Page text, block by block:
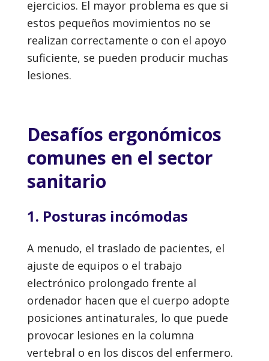
ejercicios. El mayor problema es que si
estos pequeños movimientos no se
realizan correctamente o con el apoyo
suficiente, se pueden producir muchas
lesiones.
Desafíos ergonómicos
comunes en el sector
sanitario
1. Posturas incómodas
A menudo, el traslado de pacientes, el
ajuste de equipos o el trabajo
electrónico prolongado frente al
ordenador hacen que el cuerpo adopte
posiciones antinaturales, lo que puede
provocar lesiones en la columna
vertebral o en los discos del enfermero.